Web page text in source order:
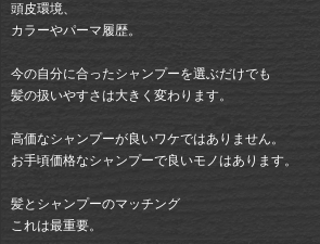
頭皮環境、
カラーやパーマ履歴。
今の自分に合ったシャンプーを選ぶだけでも
髪の扱いやすさは大きく変わります。
高価なシャンプーが良いワケではありません。
お手頃価格なシャンプーで良いモノはあります。
髪とシャンプーのマッチング
これは最重要。